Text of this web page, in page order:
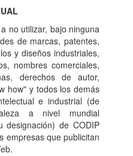
no utilizar, bajo ninguna
de marcas, patentes,
y diseños industriales,
nombres comerciales,
derechos de autor,
how" y todos los demás
e industrial (de
a nivel mundial
designación) de CODIP
empresas que publicitan